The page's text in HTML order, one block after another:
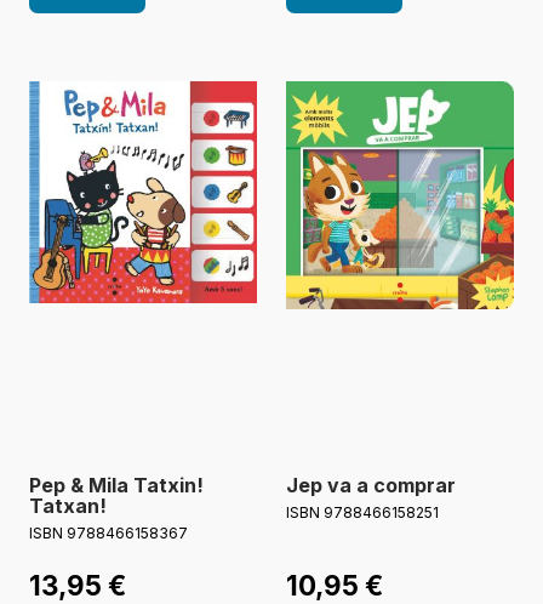
Pep & Mila Tatxin!
Tatxan!
ISBN 9788466158367
13,95 €
Jep va a comprar
ISBN 9788466158251
10,95 €